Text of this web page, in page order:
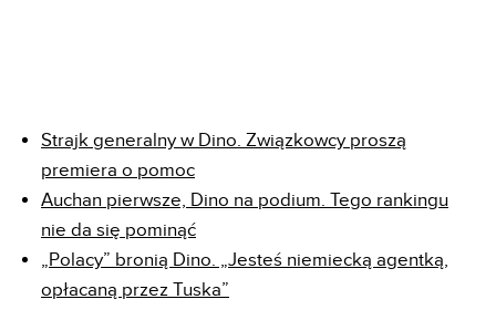
Strajk generalny w Dino. Związkowcy proszą
premiera o pomoc
Auchan pierwsze, Dino na podium. Tego rankingu
nie da się pominąć
„Polacy” bronią Dino. „Jesteś niemiecką agentką,
opłacaną przez Tuska”